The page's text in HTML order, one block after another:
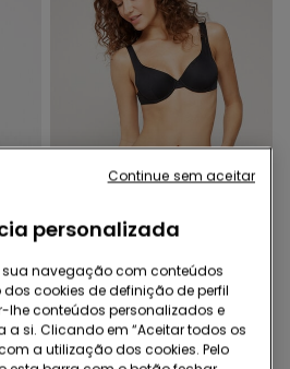
Microfibra Reciclada
1 Cor
Cuecas de Biquíni
Brasileiras Subidas com
personalizada
sua navegação com conteúdos
dos cookies de definição de perfil
lhe conteúdos personalizados e
si. Clicando em “Aceitar todos os
a utilização dos cookies. Pelo
Continue sem aceitar